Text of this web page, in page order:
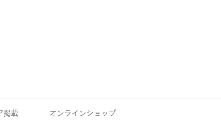
掲載 オンラインショップ